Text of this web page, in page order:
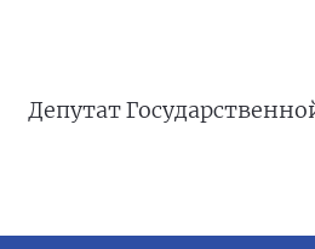
Депутат